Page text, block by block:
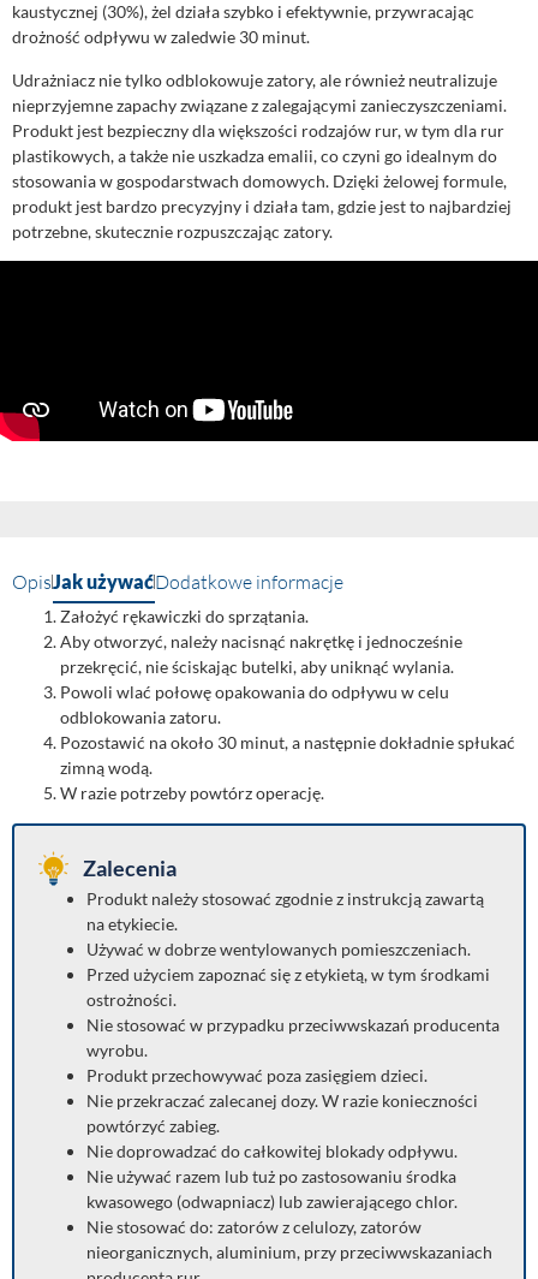
kaustycznej (30%), żel działa szybko i efektywnie, przywracając
drożność odpływu w zaledwie 30 minut.
Udrażniacz nie tylko odblokowuje zatory, ale również neutralizuje
nieprzyjemne zapachy związane z zalegającymi zanieczyszczeniami.
Produkt jest bezpieczny dla większości rodzajów rur, w tym dla rur
plastikowych, a także nie uszkadza emalii, co czyni go idealnym do
stosowania w gospodarstwach domowych. Dzięki żelowej formule,
produkt jest bardzo precyzyjny i działa tam, gdzie jest to najbardziej
potrzebne, skutecznie rozpuszczając zatory.
OpisJak używaćDodatkowe informacje
Założyć rękawiczki do sprzątania.
Aby otworzyć, należy nacisnąć nakrętkę i jednocześnie
przekręcić, nie ściskając butelki, aby uniknąć wylania.
Powoli wlać połowę opakowania do odpływu w celu
odblokowania zatoru.
Pozostawić na około 30 minut, a następnie dokładnie spłukać
zimną wodą.
W razie potrzeby powtórz operację.
Zalecenia
Produkt należy stosować zgodnie z instrukcją zawartą
na etykiecie.
Używać w dobrze wentylowanych pomieszczeniach.
Przed użyciem zapoznać się z etykietą, w tym środkami
ostrożności.
Nie stosować w przypadku przeciwwskazań producenta
wyrobu.
Produkt przechowywać poza zasięgiem dzieci.
Nie przekraczać zalecanej dozy. W razie konieczności
powtórzyć zabieg.
Nie doprowadzać do całkowitej blokady odpływu.
Nie używać razem lub tuż po zastosowaniu środka
kwasowego (odwapniacz) lub zawierającego chlor.
Nie stosować do: zatorów z celulozy, zatorów
nieorganicznych, aluminium, przy przeciwwskazaniach